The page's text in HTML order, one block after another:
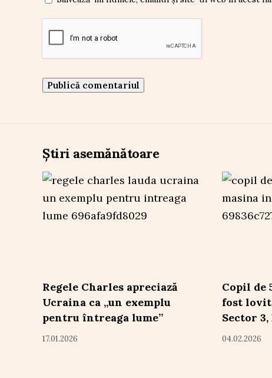
Știri asemănătoare
Regele Charles apreciază
Ucraina ca „un exemplu
pentru întreaga lume”
17.01.2026
Copil de
fost lovit
Sector
04.02.2026